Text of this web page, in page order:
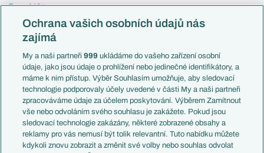
Evropská liga
Mistrovství světa
Liga národů
Témata
Představení týmů MS
EuroSkauting
PL v kostce
Evropské koeficienty
Přestupy
Přestupové spekulace
Zranění
Česko
Francie
Itálie
Německo
Španělsko
Argentina
Brazílie
Přestupy
Zápasy
Ochrana vašich osobních údajů nás
zajímá
My a naši partneři999 ukládáme do vašeho zařízení osobní
údaje, jako jsou údaje o prohlížení nebo jedinečné identifikátory, a
máme k nim přístup. Výběr Souhlasím umožňuje, aby sledovací
technologie podporovaly účely uvedené v části My a naši partneři
zpracováváme údaje za účelem poskytování. Výběrem Zamítnout
vše nebo odvoláním svého souhlasu je zakážete. Pokud jsou
sledovací technologie zakázány, některé zobrazené obsahy a
reklamy pro vás nemusí být tolik relevantní. Tuto nabídku můžete
kdykoli znovu zobrazit a změnit své volby nebo souhlas odvolat